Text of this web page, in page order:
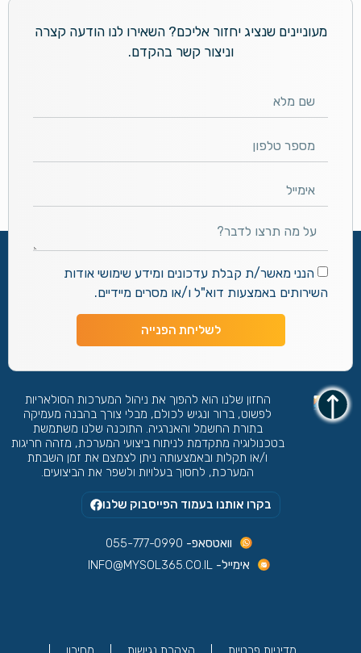
מעוניינים שנציג יחזור אליכם? השאירו לנו הודעה קצרה
וניצור קשר בהקדם.
הנני מאשר/ת קבלת עדכונים ומידע שימושי אודות
השירותים באמצעות דוא"ל ו/או מסרים מיידיים.
לשליחת הפנייה
החזון שלנו הוא להפוך את ניהול המערכות הסולאריות
לפשוט, ברור ונגיש לכולם, מבלי צורך בהבנה מעמיקה
בתורת החשמל והאנרגיה. התוכנה שלנו משתמשת
בטכנולוגיה מתקדמת לניתוח ביצועי המערכת, מזהה חריגות
ו/או תקלות ובאמצעותה ניתן לצמצם את זמן השבתת
המערכת, לחסוך בעלויות ולשפר את הביצועים.
בקרו אותנו בעמוד הפייסבוק שלנו
וואטסאפ- 055-777-0990
אימייל- INFO@MYSOL365.CO.IL